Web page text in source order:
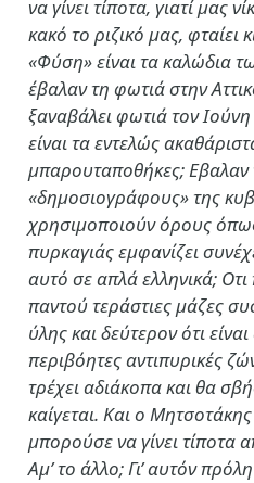
να γίνει τίποτα, γιατί μας
κακό το ριζικό μας, φταίει
«Φύση» είναι τα καλώδια
έβαλαν τη φωτιά στην
ξαναβάλει φωτιά τον
είναι τα εντελώς
μπαρουταποθήκες; Εβαλαν
«δημοσιογράφους» της
χρησιμοποιούν όρους
πυρκαγιάς εμφανίζει
αυτό σε απλά ελληνικά;
παντού τεράστιες μάζες
ύλης και δεύτερον ότι
περιβόητες αντιπυρικές
τρέχει αδιάκοπα και θα
καίγεται. Και ο
μπορούσε να γίνει τίποτα
Αμ’ το άλλο; Γι’ αυτόν